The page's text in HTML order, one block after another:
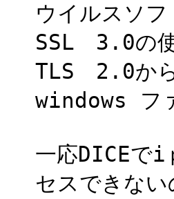
ウイルスソ
SSL 3.0の
TLS 2.0か
windows フ
一応DICEでi
セスできな